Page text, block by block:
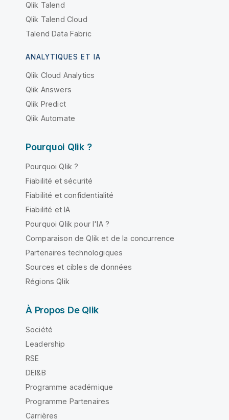
Qlik Talend
Qlik Talend Cloud
Talend Data Fabric
ANALYTIQUES ET IA
Qlik Cloud Analytics
Qlik Answers
Qlik Predict
Qlik Automate
Pourquoi Qlik ?
Pourquoi Qlik ?
Fiabilité et sécurité
Fiabilité et confidentialité
Fiabilité et IA
Pourquoi Qlik pour l'IA ?
Comparaison de Qlik et de la concurrence
Partenaires technologiques
Sources et cibles de données
Régions Qlik
À Propos De Qlik
Société
Leadership
RSE
DEI&B
Programme académique
Programme Partenaires
Carrières